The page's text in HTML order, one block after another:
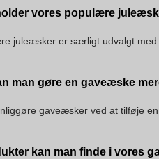
vores populære
juleæsker er særligt udvalgt
man gøre en gaveæske
gaveæsker ved at tilføje
kan man finde i vores